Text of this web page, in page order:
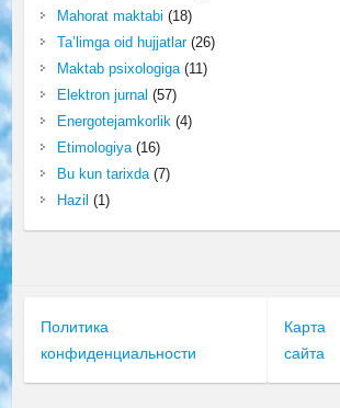
Mahorat maktabi (18)
Ta’limga oid hujjatlar(26)
Maktab psixologiga(11)
Elektron jurnal (57)
Energotejamkorlik(4)
Etimologiya(16)
Bu kun tarixda(7)
Hazil (1)
Политика
конфиденциальности
Карта
сайта